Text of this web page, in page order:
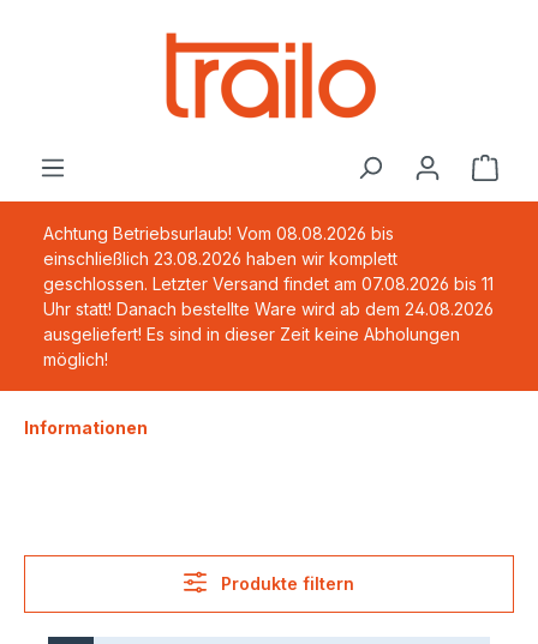
Achtung Betriebsurlaub! Vom 08.08.2026 bis
einschließlich 23.08.2026 haben wir komplett
geschlossen. Letzter Versand findet am 07.08.2026 bis 11
Uhr statt! Danach bestellte Ware wird ab dem 24.08.2026
ausgeliefert! Es sind in dieser Zeit keine Abholungen
möglich!
Informationen
Produkte filtern